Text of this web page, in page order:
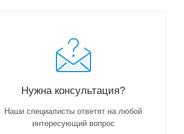
Нужна консультация?
Наши специалисты ответят на любой
интересующий вопрос